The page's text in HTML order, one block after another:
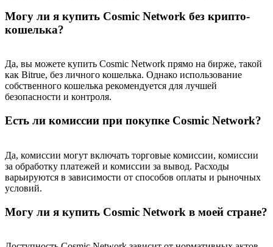
BTC New User Exclusive: 6.5% APR
BTC Flexible Staking | Daily Rewards
Больше событий
Выигрывайте призы и эксклюзивные награды
Могу ли я купить Cosmic Network без крипто-
кошелька?
Да, вы можете купить Cosmic Network прямо на бирже, такой
как Bitrue, без личного кошелька. Однако использование
собственного кошелька рекомендуется для лучшей
безопасности и контроля.
Есть ли комиссии при покупке Cosmic Network?
Да, комиссии могут включать торговые комиссии, комиссии
за обработку платежей и комиссии за вывод. Расходы
варьируются в зависимости от способов оплаты и рыночных
условий.
Могу ли я купить Cosmic Network в моей стране?